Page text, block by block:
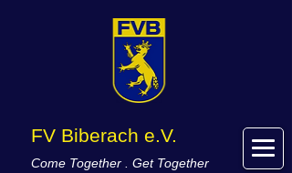
FV Biberach e.V.
Come Together . Get Together